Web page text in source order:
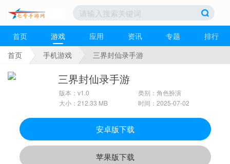
首页 游戏 应用 资讯 专题
排行
首页
手机游戏 三界封仙录手游
三界封仙录手游
版本：v1.0
大小：212.33 MB
类别：角色扮演
时间：2025-07-02
安卓版下载
苹果版下载